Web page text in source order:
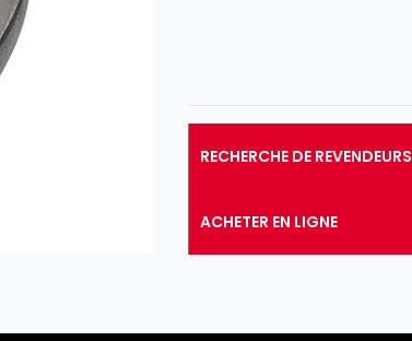
RECHERCHE DE REVENDEURS
ACHETER EN LIGNE